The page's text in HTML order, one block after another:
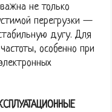
не только
перегрузки —
дугу. Для
особенно при